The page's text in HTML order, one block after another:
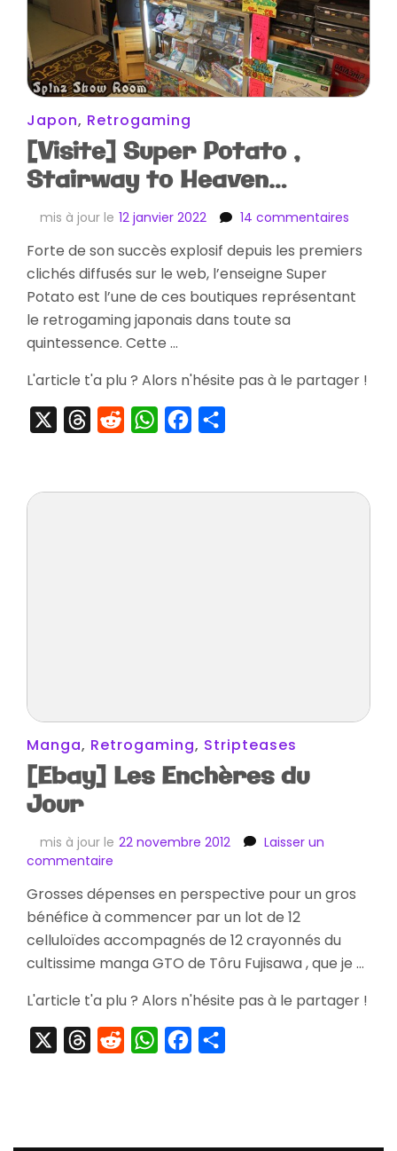
Japon, Retrogaming
[Visite] Super Potato ,
Stairway to Heaven…
mis à jour le 12 janvier 2022 14 commentaires
Super
,
Forte de son succès explosif depuis les premiers
clichés diffusés sur le web, l’enseigne Super
Potato est l’une de ces boutiques représentant
le retrogaming japonais dans toute sa
quintessence. Cette …
L'article t'a plu ? Alors n'hésite pas à le partager !
ThreadsRedditWhatsAppFacebook
Manga, Retrogaming, Stripteases
[Ebay] Les Enchères du
Jour
mis à jour le 22 novembre 2012
Laisser un
commentaire
Les
Enchères
du
Grosses dépenses en perspective pour un gros
bénéfice à commencer par un lot de 12
celluloïdes accompagnés de 12 crayonnés du
cultissime manga GTO de Tôru Fujisawa , que je …
L'article t'a plu ? Alors n'hésite pas à le partager !
ThreadsRedditWhatsAppFacebook